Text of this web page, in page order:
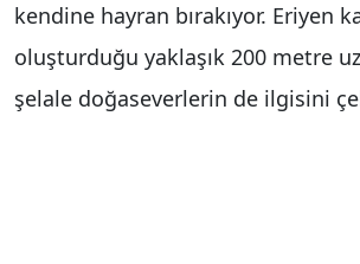
kendine hayran bırakıyor. Eriyen
oluşturduğu yaklaşık 200 metre
şelale doğaseverlerin de ilgisini